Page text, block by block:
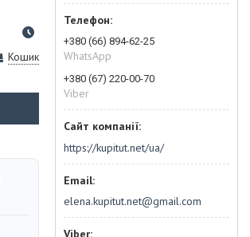
Кошик
+380 (66) 894-62-25
WhatsApp
+380 (67) 220-00-70
Viber
https://kupitut.net/ua/
elena.kupitut.net@gmail.com